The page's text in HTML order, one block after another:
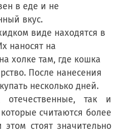
в еде и не
вкус.
виде находятся в
наносят на
холке там, где кошка
После нанесения
несколько дней.
так и
считаются более
стоят значительно